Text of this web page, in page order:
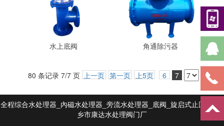
水上底阀 角通除污器
80 条记录 7/7 页 上一页 第一页 上5页 6 7
全程综合水处理器_內磁水处理器_旁流水处理器_底阀_旋启式止回阀_新
乡市康达水处理阀门厂